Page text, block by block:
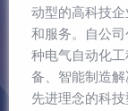
动型的高科技
和服务。自公
种电气自动化
备、智能制造
先进理念的科